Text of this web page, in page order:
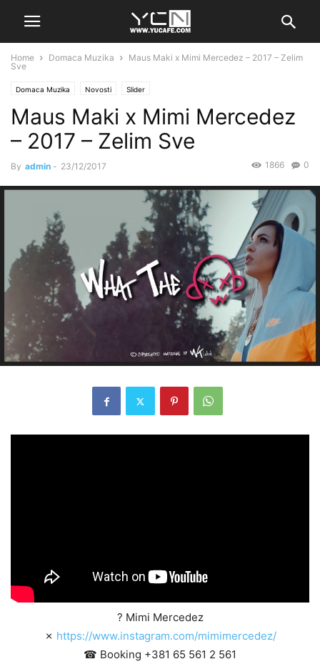
Home Domaca Muzika
Maus Maki x Mimi Mercedez – 2017 – Zelim
Sve
Domaca Muzika Novosti Slider
Maus Maki x Mimi Mercedez
– 2017 – Zelim Sve
By admin - 23/12/2017 0
1866
? Mimi Mercedez
✗ https://www.instagram.com/mimimercedez/
☎ Booking +381 65 561 2 561